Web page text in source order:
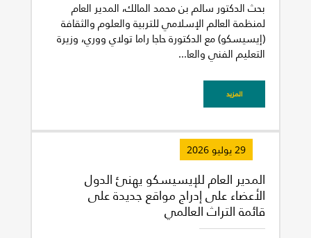
بحث الدكتور سالم بن محمد المالك، المدير العام
لمنظمة العالم الإسلامي للتربية والعلوم والثقافة
(إيسيسكو) مع الدكتورة حاجا راما تولاي ووري، وزيرة
التعليم الفني والعا...
المزيد
29 يوليو 2026
المدير العام للإيسيسكو يهنئ الدول
الأعضاء على إدراج مواقع جديدة على
قائمة التراث العالمي